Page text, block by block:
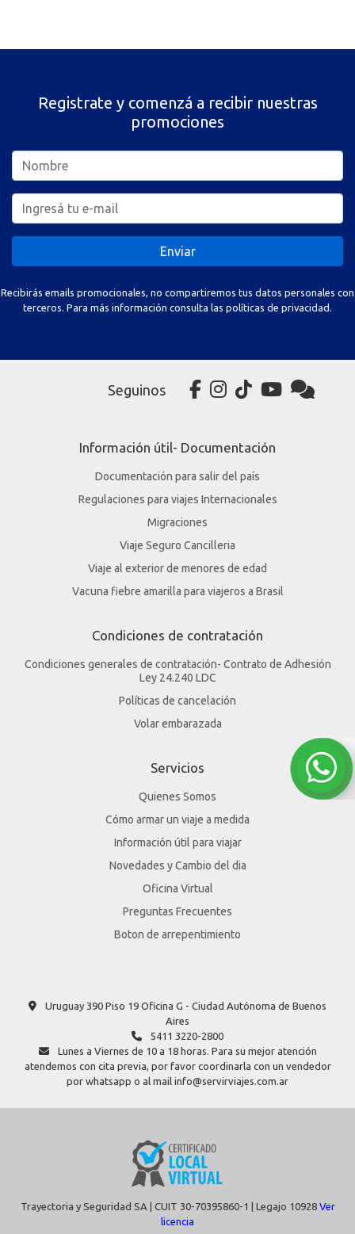
Registrate y comenzá a recibir nuestras
promociones
Enviar
Recibirás emails promocionales, no compartiremos tus datos personales con
terceros. Para más información consulta las políticas de privacidad.
Seguinos
Información útil- Documentación
Documentación para salir del país
Regulaciones para viajes Internacionales
Migraciones
Viaje Seguro Cancilleria
Viaje al exterior de menores de edad
Vacuna fiebre amarilla para viajeros a Brasil
Condiciones de contratación
Condiciones generales de contratación- Contrato de Adhesión
Ley 24.240 LDC
Políticas de cancelación
Volar embarazada
Servicios
Quienes Somos
Cómo armar un viaje a medida
Información útil para viajar
Novedades y Cambio del dia
Oficina Virtual
Preguntas Frecuentes
Boton de arrepentimiento
Uruguay 390 Piso 19 Oficina G - Ciudad Autónoma de Buenos
Aires
5411 3220-2800
Lunes a Viernes de 10 a 18 horas. Para su mejor atención
atendemos con cita previa, por favor coordinarla con un vendedor
por whatsapp o al mail info@servirviajes.com.ar
Trayectoria y Seguridad SA | CUIT 30-70395860-1 | Legajo 10928 Ver
licencia